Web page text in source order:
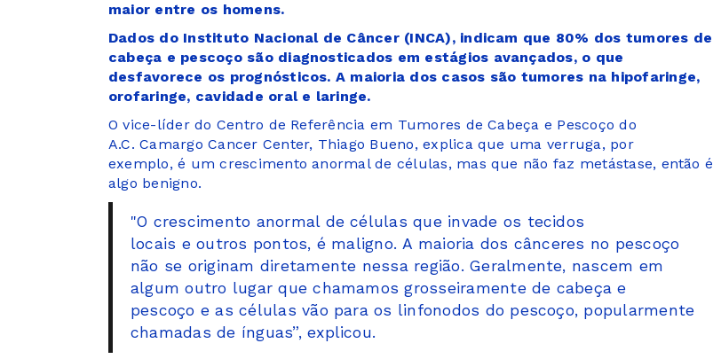
maior entre os homens.
Dados do Instituto Nacional de Câncer (INCA), indicam que 80% dos tumores de
cabeça e pescoço são diagnosticados em estágios avançados, o que
desfavorece os prognósticos. A maioria dos casos são tumores na hipofaringe,
orofaringe, cavidade oral e laringe.
O vice-líder do Centro de Referência em Tumores de Cabeça e Pescoço do
A.C. Camargo Cancer Center, Thiago Bueno, explica que uma verruga, por
exemplo, é um crescimento anormal de células, mas que não faz metástase, então é
algo benigno.
"O crescimento anormal de células que invade os tecidos
locais e outros pontos, é maligno. A maioria dos cânceres no pescoço
não se originam diretamente nessa região. Geralmente, nascem em
algum outro lugar que chamamos grosseiramente de cabeça e
pescoço e as células vão para os linfonodos do pescoço, popularmente
chamadas de ínguas”, explicou.